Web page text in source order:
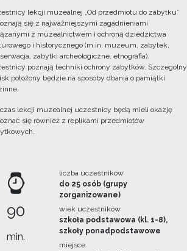
lekcji muzealnej „Od przedmiotu do zabytku”
się z najważniejszymi zagadnieniami
z muzealnictwem i ochroną dziedzictwa
i historycznego (m.in. muzeum, zabytek,
zabytki archeologiczne, etnografia).
poznają techniki ochrony zabytków. Szczególny
położony będzie na sposoby dbania o pamiątki
lekcji muzealnej uczestnicy będą mieli okazję
się również z replikami przedmiotów
90
min.
liczba uczestników
do 25 osób (grupy
zorganizowane)
wiek uczestników
szkoła podstawowa (kl. 1-8),
szkoły ponadpodstawowe
miejsce